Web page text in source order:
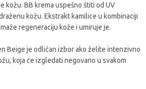
kožu. BB krema uspešno štiti od UV
kožu. Ekstrakt kamilice u kombinaciji
regeneraciju kože i umiruje je.
Beige je odličan izbor ako želite intenzivno
koja će izgledati negovano u svakom